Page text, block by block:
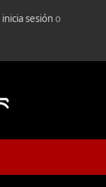
inicia sesióno